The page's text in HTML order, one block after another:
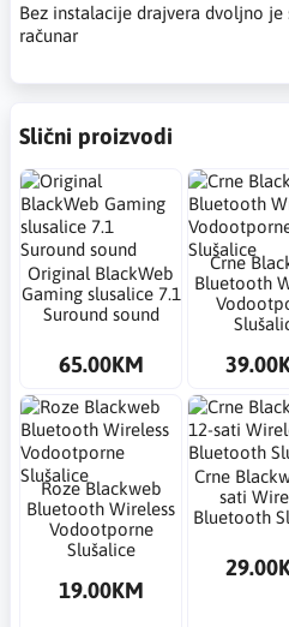
Bez instalacije drajvera dvoljno
računar
Slični proizvodi
Original BlackWeb
Gaming slusalice 7.1
Suround sound
65.00KM
Crne
Bluetooth
Roze Blackweb
Bluetooth Wireless
Vodootporne
Slušalice
19.00KM
Crne
sati
Bluetooth